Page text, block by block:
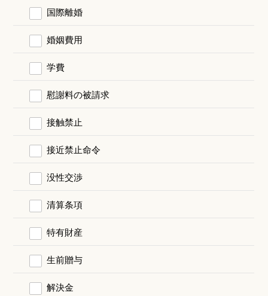
国際離婚
婚姻費用
学費
慰謝料の被請求
接触禁止
接近禁止命令
没性交渉
清算条項
特有財産
生前贈与
解決金